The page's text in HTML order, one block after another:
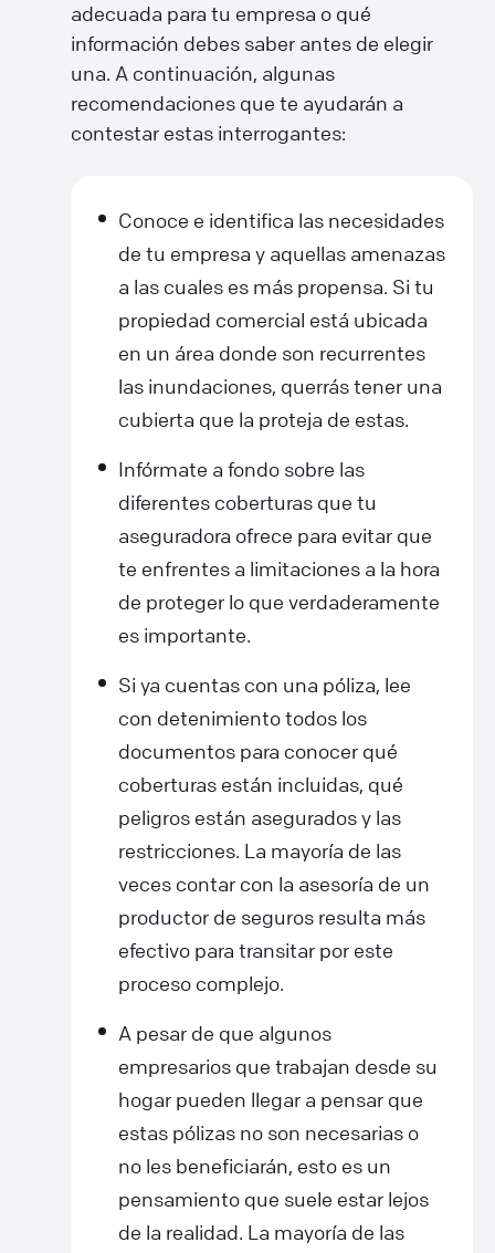
adecuada para tu empresa o qué
información debes saber antes de elegir
una. A continuación, algunas
recomendaciones que te ayudarán a
contestar estas interrogantes:
Conoce e identifica las necesidades
de tu empresa y aquellas amenazas
a las cuales es más propensa. Si tu
propiedad comercial está ubicada
en un área donde son recurrentes
las inundaciones, querrás tener una
cubierta que la proteja de estas.
Infórmate a fondo sobre las
diferentes coberturas que tu
aseguradora ofrece para evitar que
te enfrentes a limitaciones a la hora
de proteger lo que verdaderamente
es importante.
Si ya cuentas con una póliza, lee
con detenimiento todos los
documentos para conocer qué
coberturas están incluidas, qué
peligros están asegurados y las
restricciones. La mayoría de las
veces contar con la asesoría de un
productor de seguros resulta más
efectivo para transitar por este
proceso complejo.
A pesar de que algunos
empresarios que trabajan desde su
hogar pueden llegar a pensar que
estas pólizas no son necesarias o
no les beneficiarán, esto es un
pensamiento que suele estar lejos
de la realidad. La mayoría de las